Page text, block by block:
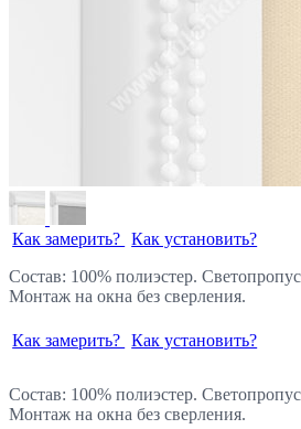
Как замерить? Как установить?
Состав: 100% полиэстер.
Монтаж на окна без сверления.
Как замерить? Как установить?
Состав: 100% полиэстер.
Монтаж на окна без сверления.